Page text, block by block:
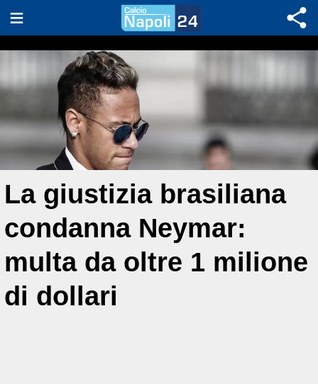
La giustizia brasiliana
condanna Neymar:
multa da oltre 1 milione
di dollari